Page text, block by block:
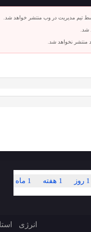
تیم مدیریت در وب منتشر خواهد شد.
شد.
منتشر نخواهد شد.
1 ماه 1 هفته 1 روز
انرژی